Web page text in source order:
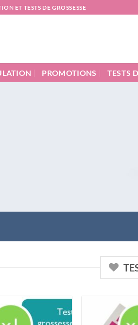
ET TESTS DE GROSSESSE
PROMOTIONS TESTS